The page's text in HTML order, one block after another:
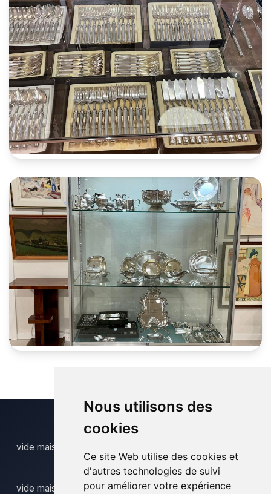
Nous utilisons des
cookies
Ce site Web utilise des cookies et
d'autres technologies de suivi
pour améliorer votre expérience
vide maison estinnes
vide maison frameries